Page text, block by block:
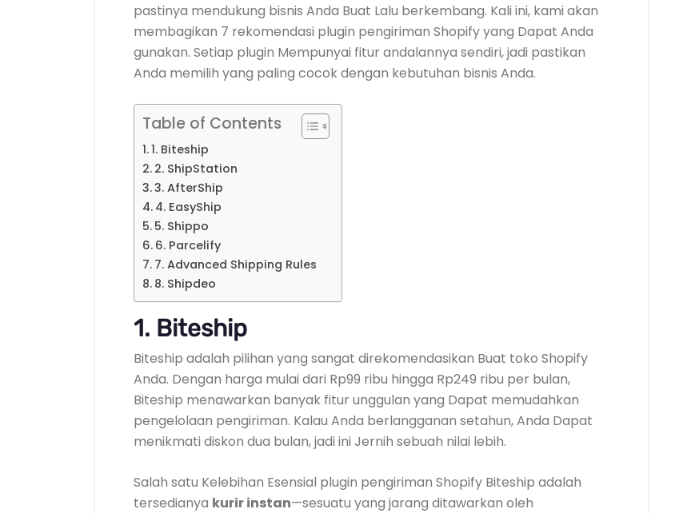
pastinya mendukung bisnis Anda Buat Lalu berkembang. Kali ini, kami akan
membagikan 7 rekomendasi plugin pengiriman Shopify yang Dapat Anda
gunakan. Setiap plugin Mempunyai fitur andalannya sendiri, jadi pastikan
Anda memilih yang paling cocok dengan kebutuhan bisnis Anda.
Table of Contents
1. Biteship
2. ShipStation
3. AfterShip
4. EasyShip
5. Shippo
6. Parcelify
7. Advanced Shipping Rules
8. Shipdeo
1. Biteship
Biteship adalah pilihan yang sangat direkomendasikan Buat toko Shopify
Anda. Dengan harga mulai dari Rp99 ribu hingga Rp249 ribu per bulan,
Biteship menawarkan banyak fitur unggulan yang Dapat memudahkan
pengelolaan pengiriman. Kalau Anda berlangganan setahun, Anda Dapat
menikmati diskon dua bulan, jadi ini Jernih sebuah nilai lebih.
Salah satu Kelebihan Esensial plugin pengiriman Shopify Biteship adalah
tersedianya kurir instan—sesuatu yang jarang ditawarkan oleh